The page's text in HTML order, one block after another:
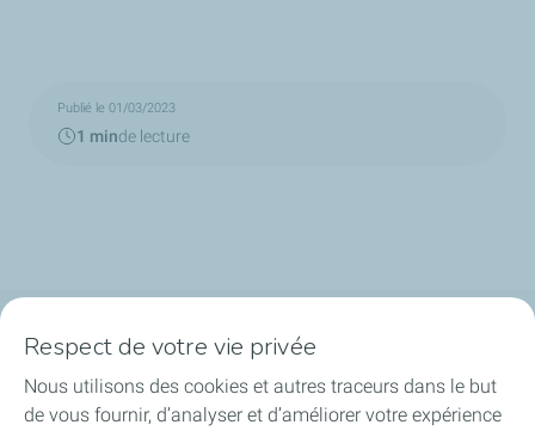
Publié le 01/03/2023
1 minde lecture
La société
Nos métiers
Respect de votre vie privée
Nous utilisons des cookies et autres traceurs dans le but
de vous fournir, d’analyser et d’améliorer votre expérience